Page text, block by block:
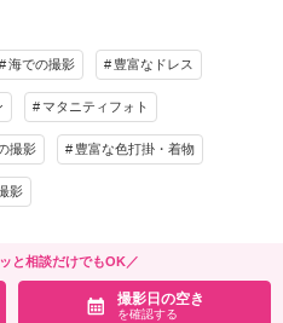
海での撮影 豊富なドレス
マタニティフォト
撮影 豊富な色打掛・着物
影
と相談だけでもOK／
撮影日の空き
を確認する